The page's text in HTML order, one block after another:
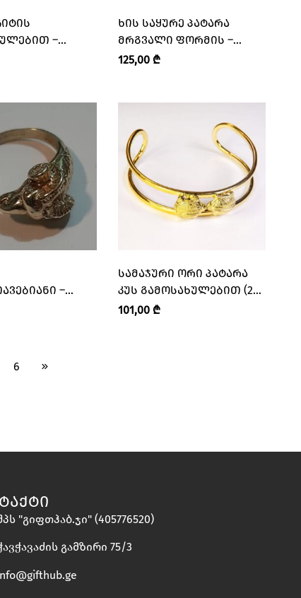
–
LEGENDA”
ᲮᲘᲡ ᲡᲐᲧᲣᲠᲔ ᲞᲐᲢᲐᲠᲐ
ᲛᲠᲒᲕᲐᲚᲘ ᲤᲝᲠᲛᲘᲡ –
“OTANADZE DESIGN •
125,00 ₾
–
LEGENDA”
ᲡᲐᲛᲐᲯᲣᲠᲘ ᲝᲠᲘ ᲞᲐᲢᲐᲠᲐ
ᲙᲣᲡ ᲒᲐᲛᲝᲡᲐᲮᲣᲚᲔᲑᲘᲗ (2
ᲡᲔᲒᲛᲔᲜᲢᲘᲐᲜᲘ) –
101,00 ₾
6
"გიფთჰაბ.ჯი" (405776520)
გამზირი 75/3